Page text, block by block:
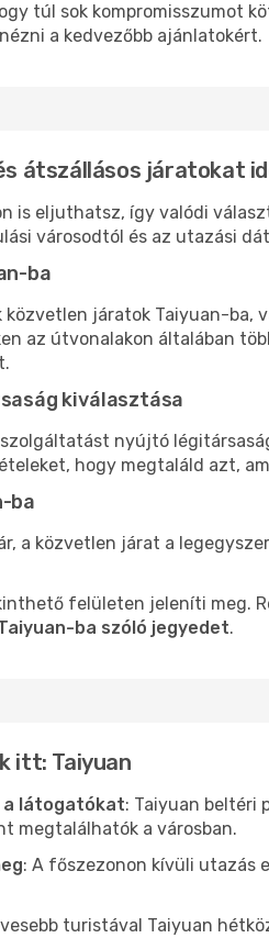
túl sok kompromisszumot
a kedvezőbb ajánlatokért.
átszállásos járatokat
is eljuthatsz, így valódi
városodtól és az utazási
ba
közvetlen járatok Taiyuan-
az útvonalakon általában
kiválasztása
nyújtó
hogy megtaláld azt,
ba
a közvetlen járat a
felületen jeleníti meg.
ba szóló jegyedet.
itt: Taiyuan
a látogatókat: Taiyuan beltéri
megtalálhatók a városban.
: A főszezonon kívüli utazás
turistával Taiyuan